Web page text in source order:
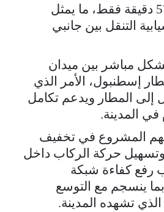
وهالكالي إلى نحو 57 دقيقة فقط، ما يمثل
التنقل بين جانبي
مباشر بين ميدان
إسطنبول، الأمر الذي
إلى المطار ويدعم تكامل
في المدينة.
المشروع في تخفيف
وتسهيل حركة الركاب داخل
رفع كفاءة شبكة
بما ينسجم مع التوسع
تشهده المدينة.